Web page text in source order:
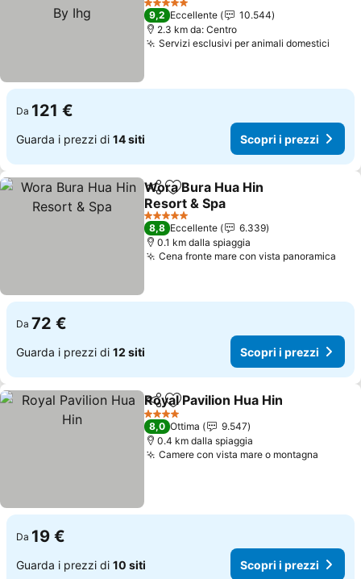
5 Stelle
9,2 Eccellente
10.544
2.3 km da: Centro
Servizi esclusivi per animali domestici
Da 121 €
Guarda i prezzi di 14 siti Scopri i prezzi
CondividiAggiungi ai preferiti
Wora Bura Hua Hin
Resort & Spa
5 Stelle
8,8 Eccellente
6.339
0.1 km dalla spiaggia
Cena fronte mare con vista panoramica
Da 72 €
Guarda i prezzi di 12 siti Scopri i prezzi
CondividiAggiungi ai preferiti
Royal Pavilion Hua Hin
4 Stelle
8,0 Ottima
9.547
0.4 km dalla spiaggia
Camere con vista mare o montagna
Da 19 €
Guarda i prezzi di 10 siti Scopri i prezzi